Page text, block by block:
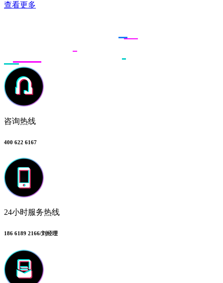
查看更多
咨询热线
400 622 6167
24小时服务热线
186 6189 2166/刘经理